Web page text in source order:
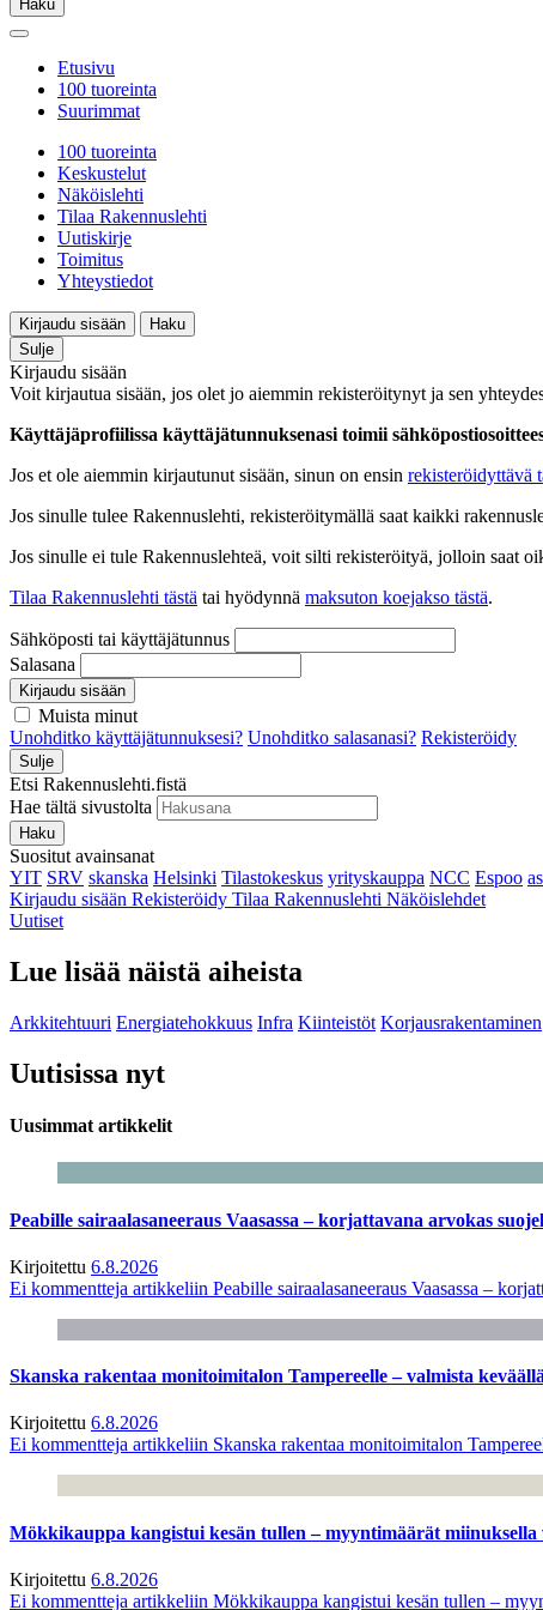
Haku
Etusivu
100 tuoreinta
Suurimmat
100 tuoreinta
Keskustelut
Näköislehti
Tilaa Rakennuslehti
Uutiskirje
Toimitus
Yhteystiedot
Kirjaudu sisään
Haku
Sulje
Kirjaudu sisään
Voit kirjautua sisään, jos olet jo aiemmin rekisteröitynyt ja sen
Käyttäjäprofiilissa käyttäjätunnuksenasi toimii
Jos et ole aiemmin kirjautunut sisään, sinun on ensin rekisteröidyttävä
Jos sinulle tulee Rakennuslehti, rekisteröitymällä saat kaikki
Jos sinulle ei tule Rakennuslehteä, voit silti rekisteröityä, jolloin saat
Tilaa Rakennuslehti tästä tai hyödynnä maksuton koejakso tästä.
Sähköposti tai käyttäjätunnus
Salasana
Kirjaudu sisään
Muista minut
Unohditko käyttäjätunnuksesi? Unohditko salasanasi? Rekisteröidy
Sulje
Etsi Rakennuslehti.fistä
Hae tältä sivustolta
Haku
Suositut avainsanat
YIT SRV skanska Helsinki Tilastokeskus yrityskauppa NCC Espoo
Kirjaudu sisään Rekisteröidy Tilaa Rakennuslehti Näköislehdet
Uutiset
Lue lisää näistä aiheista
Arkkitehtuuri Energiatehokkuus Infra Kiinteistöt Korjausrakentaminen
Uutisissa nyt
Uusimmat artikkelit
Peabille sairaalasaneeraus Vaasassa – korjattavana arvokas
Kirjoitettu 6.8.2026
Ei kommentteja artikkeliin Peabille sairaalasaneeraus Vaasassa –
Skanska rakentaa monitoimitalon Tampereelle – valmista
Kirjoitettu 6.8.2026
Ei kommentteja artikkeliin Skanska rakentaa monitoimitalon
Mökkikauppa kangistui kesän tullen – myyntimäärät miinuksella
Kirjoitettu 6.8.2026
Ei kommentteja artikkeliin Mökkikauppa kangistui kesän tullen –